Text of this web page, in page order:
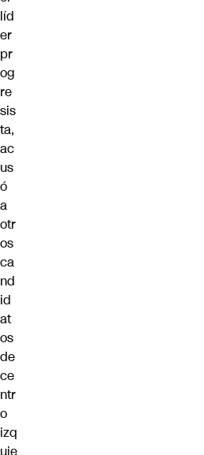
líd
er
pr
og
re
sis
ta,
ac
us
ó
a
otr
os
ca
nd
id
at
os
de
ce
ntr
o
izq
uie